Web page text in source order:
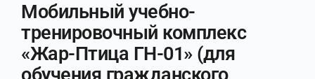
Мобильный учебно-
тренировочный комплекс
«Жар-Птица ГН-01» (для